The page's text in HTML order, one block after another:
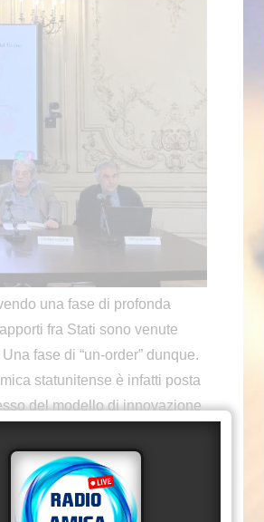
una fase di profonda
fra Stati sono venute
fase di “un-order” dunque.
statunitense è infatti posta
del modello di innovazione
settori di avanguardia e di
secondo luogo, la sostanziale
scambi mondiali, anche
dal nuovo rapporto CER dal